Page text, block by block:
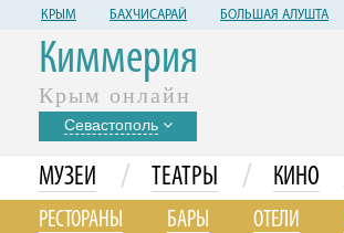
КРЫМ БАХЧИСАРАЙ БОЛЬШАЯ АЛУШТА
Киммерия
Крым онлайн
Севастополь
МУЗЕИ / ТЕАТРЫ / КИНО
РЕСТОРАНЫ БАРЫ ОТЕЛИ